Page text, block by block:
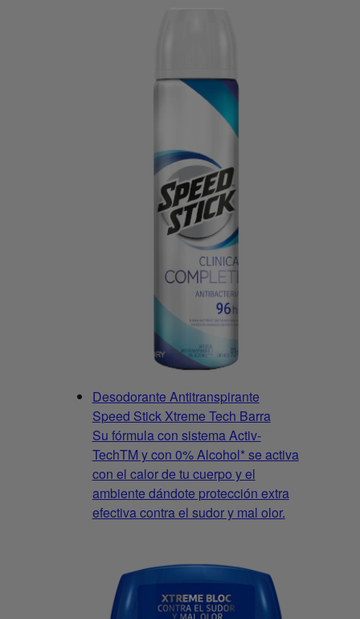
Desodorante Antitranspirante
Speed Stick Xtreme Tech Barra
Su fórmula con sistema Activ-
TechTM y con 0% Alcohol* se activa
con el calor de tu cuerpo y el
ambiente dándote protección extra
efectiva contra el sudor y mal olor.